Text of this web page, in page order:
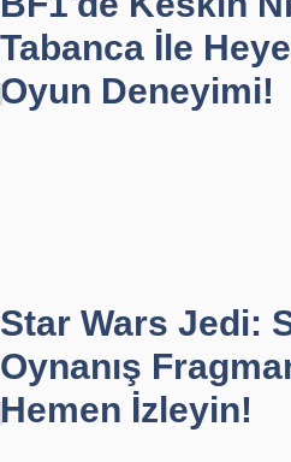
Tabanca İle
Oyun Deneyimi!
Star Wars Jedi:
Oynanış
Hemen İzleyin!